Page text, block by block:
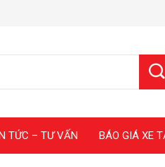
TỨC – TƯ VẤN BÁO GIÁ XE